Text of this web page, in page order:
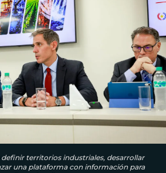
territorios industriales, desarrollar
una plataforma con información para